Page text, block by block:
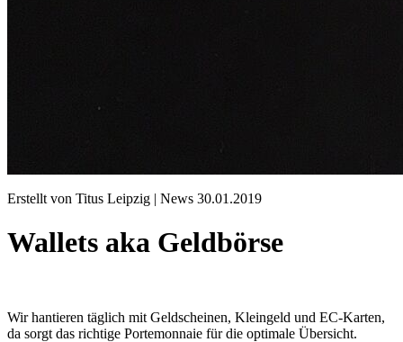
Erstellt von Titus Leipzig | News 30.01.2019
Wallets aka Geldbörse
Wir hantieren täglich mit Geldscheinen, Kleingeld und EC-Karten,
da sorgt das richtige Portemonnaie für die optimale Übersicht.